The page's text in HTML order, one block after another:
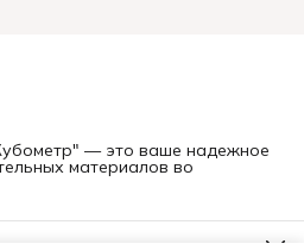
— это ваше надежное
материалов во